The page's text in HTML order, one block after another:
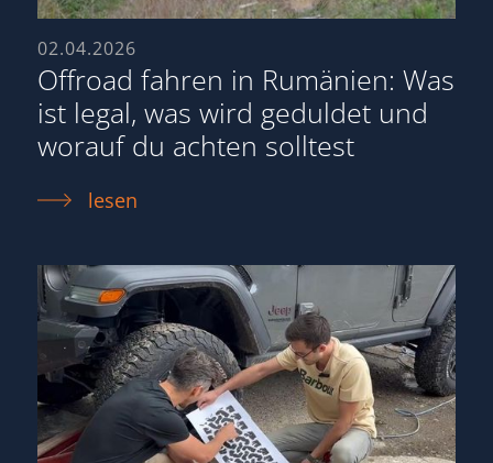
02.04.2026
Offroad fahren in Rumänien: Was
ist legal, was wird geduldet und
worauf du achten solltest
lesen